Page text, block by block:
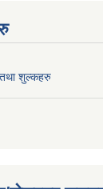
शुल्कहरु